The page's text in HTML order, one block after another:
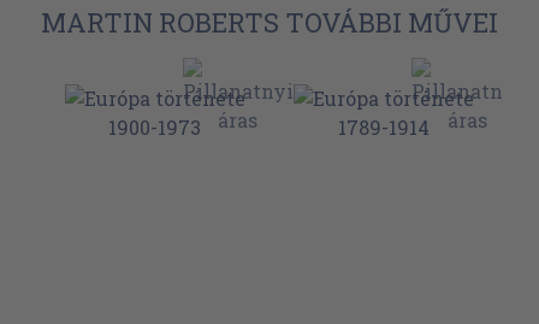
MARTIN ROBERTS TOVÁBBI MŰVEI